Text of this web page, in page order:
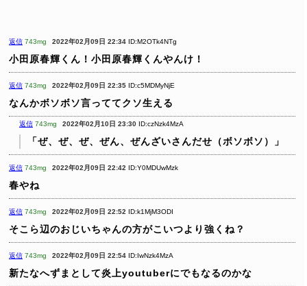
返信 743mg 2022年02月09日 22:34 ID:M2OTk4NTg
小田原春輝くん！小田原春輝くんやんけ！
返信 743mg 2022年02月09日 22:35 ID:c5MDMyNjE
なんかボソボソ言っててクソ生える
返信 743mg 2022年02月10日 23:30 ID:czNzk4MzA
「ぜ、ぜ、ぜ、ぜん、ぜんざいさんだせ（ボソボソ）」
返信 743mg 2022年02月09日 22:42 ID:Y0MDUwMzk
春やね
返信 743mg 2022年02月09日 22:52 ID:k1MjM3ODI
そこら辺のおじいちゃんの方がこいつより強くね？
返信 743mg 2022年02月09日 22:54 ID:IwNzk4MzA
新たなへずまとして炎上youtuberにでもなるのかな